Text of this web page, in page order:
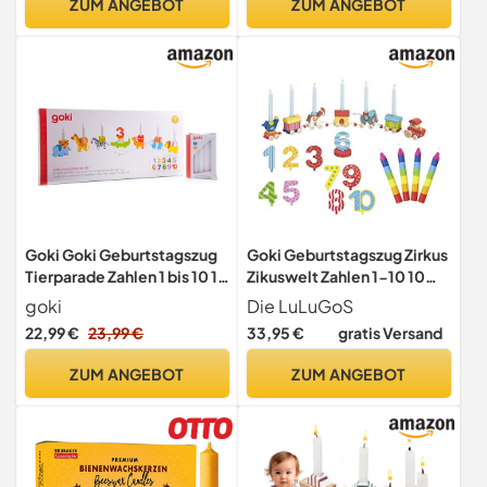
Unruhe Baby
Goki Goki Geburtstagszug
Tierparade Zahlen 1 bis 10 10
Kerzen weiße Lulugos
goki
22,99 € 23,99 €
ZUM ANGEBOT
Goki Geburtstagszug Zirkus
Zikuswelt Zahlen 1-10 10
Kerzen bunt - Die LuLuGoS
Die LuLuGoS
33,95 € gratis Versand
ZUM ANGEBOT